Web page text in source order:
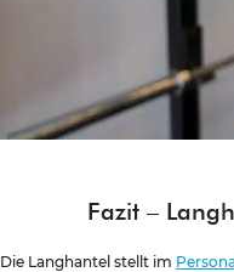
Fazit –
Die Langhantel stellt im